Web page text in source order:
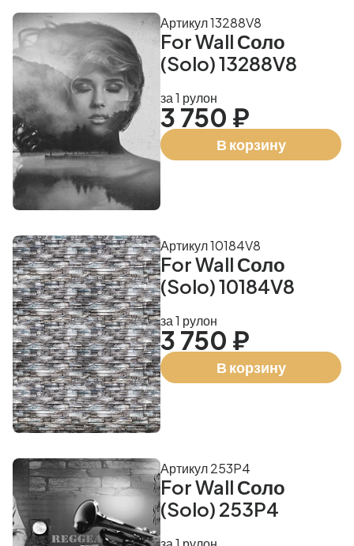
For Wall Соло
(Solo) 13288V8
Артикул 13288V8
за 1 рулон
3 750 ₽
В корзину
For Wall Соло
(Solo) 10184V8
Артикул 10184V8
за 1 рулон
3 750 ₽
В корзину
For Wall Соло
(Solo) 253P4
Артикул 253P4